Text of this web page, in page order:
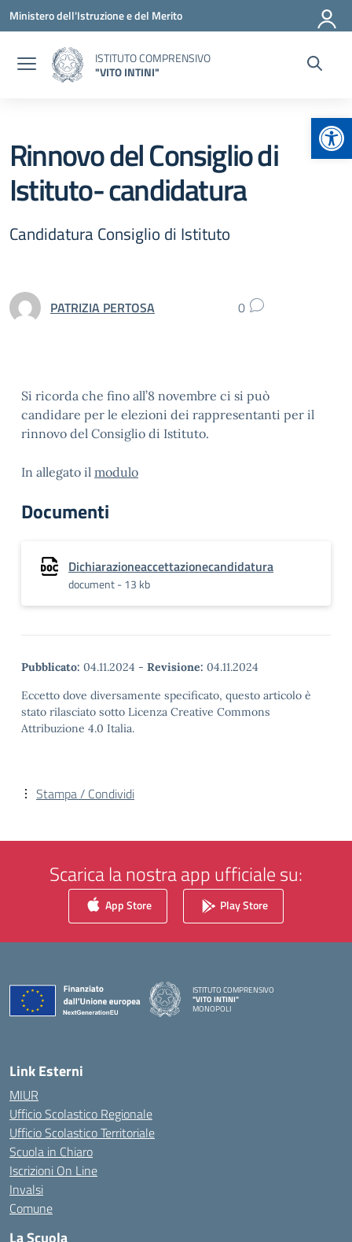
Vai ai contenuti
Vai al menu di navigazione
Vai al footer
Ministero dell'Istruzione e del Merito
ISTITUTO COMPRENSIVO
"VITO INTINI"
Rinnovo del Consiglio di
Istituto- candidatura
Candidatura Consiglio di Istituto
PATRIZIA PERTOSA 0
Si ricorda che fino all’8 novembre ci si può
candidare per le elezioni dei rappresentanti per il
rinnovo del Consiglio di Istituto.
In allegato il modulo
Documenti
Dichiarazioneaccettazionecandidatura
document - 13 kb
Pubblicato: 04.11.2024 - Revisione: 04.11.2024
Eccetto dove diversamente specificato, questo articolo è
stato rilasciato sotto Licenza Creative Commons
Attribuzione 4.0 Italia.
Stampa / Condividi
Scarica la nostra app ufficiale su:
App Store Play Store
ISTITUTO COMPRENSIVO
"VITO INTINI"
MONOPOLI
Link Esterni
MIUR
Ufficio Scolastico Regionale
Ufficio Scolastico Territoriale
Scuola in Chiaro
Iscrizioni On Line
Invalsi
Comune
La Scuola